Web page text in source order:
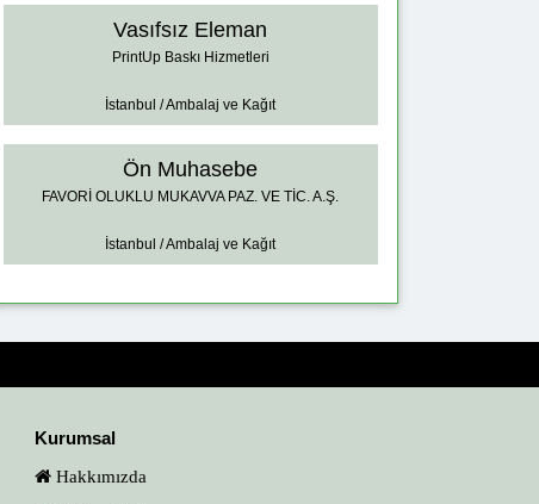
Vasıfsız Eleman
PrintUp Baskı Hizmetleri
İstanbul / Ambalaj ve Kağıt
Ön Muhasebe
FAVORİ OLUKLU MUKAVVA PAZ. VE TİC. A.Ş.
İstanbul / Ambalaj ve Kağıt
Kurumsal
Hakkımızda